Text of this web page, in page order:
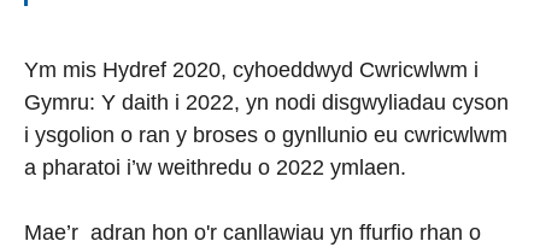
Ym mis Hydref 2020, cyhoeddwyd Cwricwlwm i
Gymru: Y daith i 2022, yn nodi disgwyliadau cyson
i ysgolion o ran y broses o gynllunio eu cwricwlwm
a pharatoi i’w weithredu o 2022 ymlaen.
Mae’r adran hon o'r canllawiau yn ffurfio rhan o